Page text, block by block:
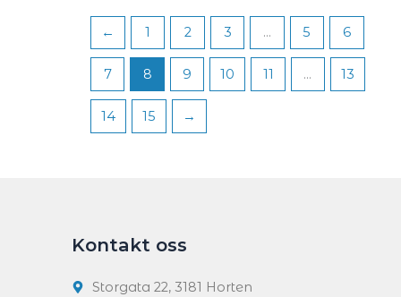
← 1 2 3 … 5 6
7 8 9 10 11 … 13
14 15 →
Kontakt oss
Storgata 22, 3181 Horten